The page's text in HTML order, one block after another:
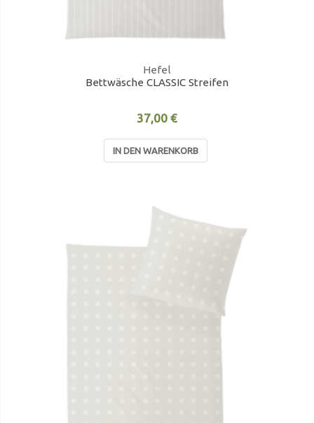
Hefel
Bettwäsche CLASSIC Streifen
37,00 €
IN DEN WARENKORB